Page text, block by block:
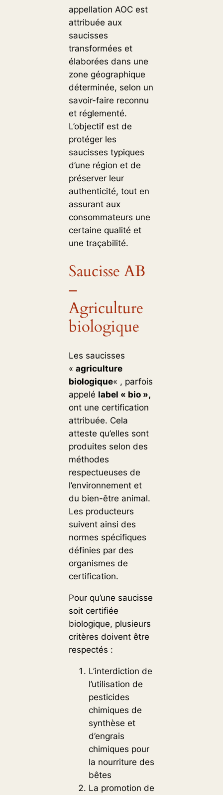
appellation AOC est
attribuée aux
saucisses
transformées et
élaborées dans une
zone géographique
déterminée, selon un
savoir-faire reconnu
et réglementé.
L’objectif est de
protéger les
saucisses typiques
d’une région et de
préserver leur
authenticité, tout en
assurant aux
consommateurs une
certaine qualité et
une traçabilité.
Saucisse AB
–
Agriculture
biologique
Les saucisses
« agriculture
biologique« , parfois
appelé label « bio »,
ont une certification
attribuée. Cela
atteste qu’elles sont
produites selon des
méthodes
respectueuses de
l’environnement et
du bien-être animal.
Les producteurs
suivent ainsi des
normes spécifiques
définies par des
organismes de
certification.
Pour qu’une saucisse
soit certifiée
biologique, plusieurs
critères doivent être
respectés :
L’interdiction de
l’utilisation de
pesticides
chimiques de
synthèse et
d’engrais
chimiques pour
la nourriture des
bêtes
La promotion de